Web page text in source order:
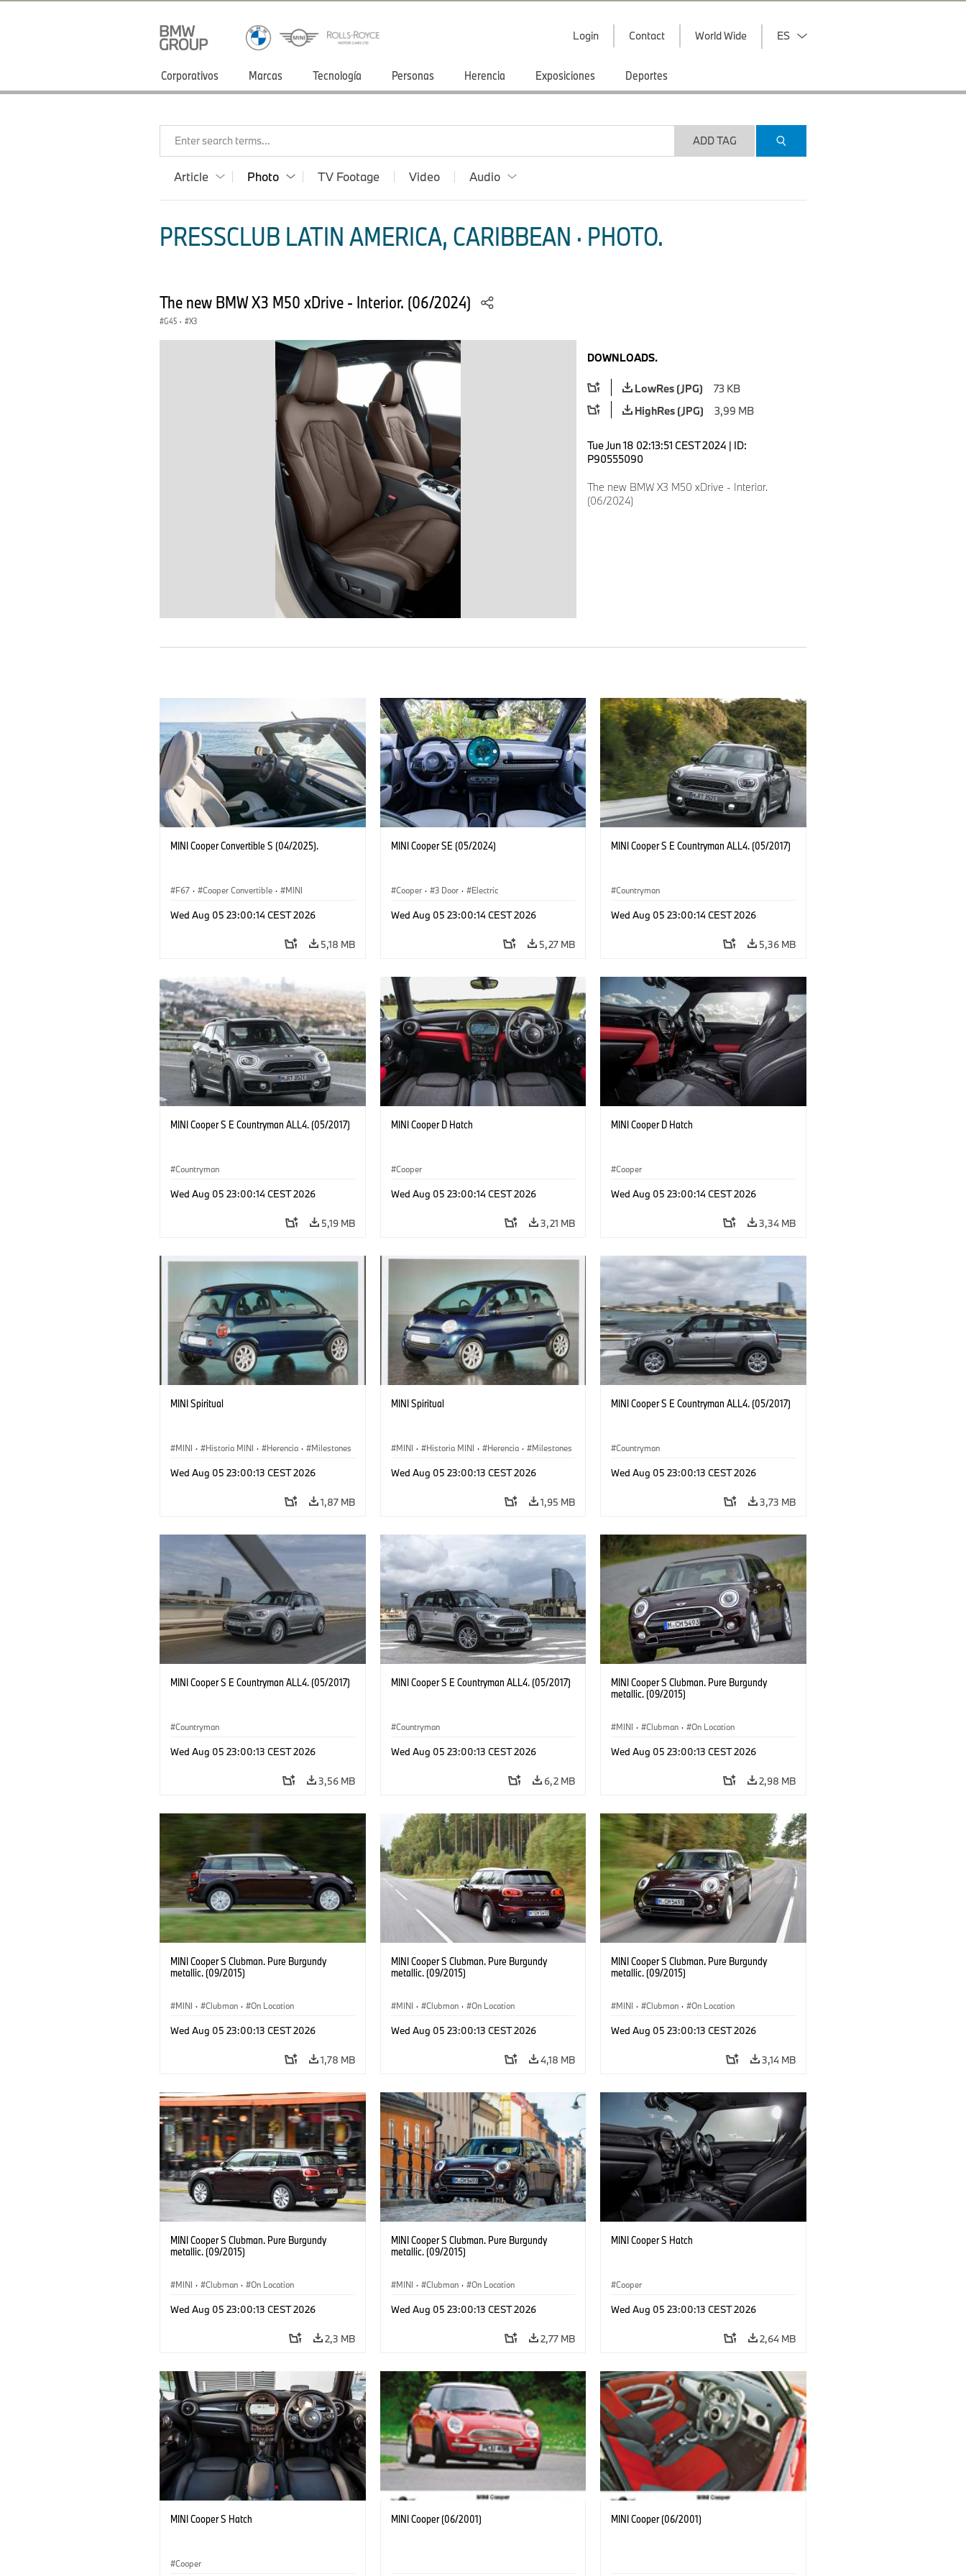
Login Contact World Wide ES
Corporativos Marcas Tecnología Personas Herencia Exposiciones Deportes
Enter search terms... ADD TAG
Article Photo TV Footage Video Audio
PRESSCLUB LATIN AMERICA, CARIBBEAN · PHOTO.
The new BMW X3 M50 xDrive - Interior. (06/2024)
G45 · X3
DOWNLOADS.
LowRes (JPG)
73 KB
HighRes (JPG)
3,99 MB
Tue Jun 18 02:13:51 CEST 2024 | ID:
P90555090
The new BMW X3 M50 xDrive - Interior.
(06/2024)
MINI Cooper Convertible S (04/2025).
F67 · Cooper Convertible · MINI
Wed Aug 05 23:00:14 CEST 2026
5,18 MB
MINI Cooper SE (05/2024)
Cooper · 3 Door · Electric
Wed Aug 05 23:00:14 CEST 2026
5,27 MB
MINI Cooper S E Countryman ALL4. (05/2017)
Countryman
Wed Aug 05 23:00:14 CEST 2026
5,36 MB
MINI Cooper S E Countryman ALL4. (05/2017)
Countryman
Wed Aug 05 23:00:14 CEST 2026
5,19 MB
MINI Cooper D Hatch
Cooper
Wed Aug 05 23:00:14 CEST 2026
3,21 MB
MINI Cooper D Hatch
Cooper
Wed Aug 05 23:00:14 CEST 2026
3,34 MB
MINI Spiritual
MINI · Historia MINI · Herencia · Milestones
Wed Aug 05 23:00:13 CEST 2026
1,87 MB
MINI Spiritual
MINI · Historia MINI · Herencia · Milestones
Wed Aug 05 23:00:13 CEST 2026
1,95 MB
MINI Cooper S E Countryman ALL4. (05/2017)
Countryman
Wed Aug 05 23:00:13 CEST 2026
3,73 MB
MINI Cooper S E Countryman ALL4. (05/2017)
Countryman
Wed Aug 05 23:00:13 CEST 2026
3,56 MB
MINI Cooper S E Countryman ALL4. (05/2017)
Countryman
Wed Aug 05 23:00:13 CEST 2026
6,2 MB
MINI Cooper S Clubman. Pure Burgundy
metallic. (09/2015)
MINI · Clubman · On Location
Wed Aug 05 23:00:13 CEST 2026
2,98 MB
MINI Cooper S Clubman. Pure Burgundy
metallic. (09/2015)
MINI · Clubman · On Location
Wed Aug 05 23:00:13 CEST 2026
1,78 MB
MINI Cooper S Clubman. Pure Burgundy
metallic. (09/2015)
MINI · Clubman · On Location
Wed Aug 05 23:00:13 CEST 2026
4,18 MB
MINI Cooper S Clubman. Pure Burgundy
metallic. (09/2015)
MINI · Clubman · On Location
Wed Aug 05 23:00:13 CEST 2026
3,14 MB
MINI Cooper S Clubman. Pure Burgundy
metallic. (09/2015)
MINI · Clubman · On Location
Wed Aug 05 23:00:13 CEST 2026
2,3 MB
MINI Cooper S Clubman. Pure Burgundy
metallic. (09/2015)
MINI · Clubman · On Location
Wed Aug 05 23:00:13 CEST 2026
2,77 MB
MINI Cooper S Hatch
Cooper
Wed Aug 05 23:00:13 CEST 2026
2,64 MB
MINI Cooper S Hatch
Cooper
MINI Cooper (06/2001) MINI Cooper (06/2001)